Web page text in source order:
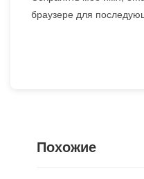
браузере для
Похожие